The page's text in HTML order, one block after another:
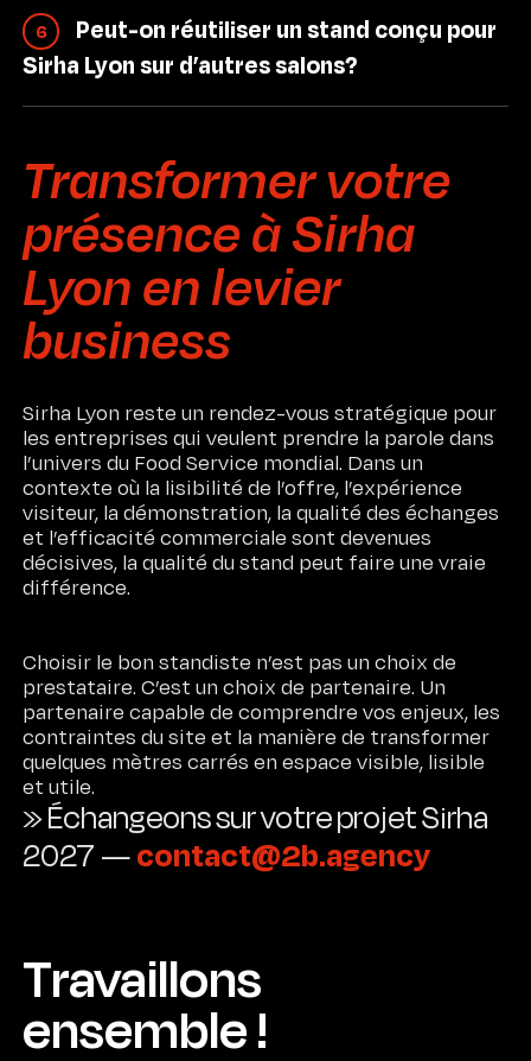
plus de122 619 contacts établis via
l’écosystème business du salon.
stratégique, la conception, le design d’espace, la
fabrication, le montage, le démontage, la
logistique, la coordination technique et le suivi
suspendues et documents obligatoires.
6
Peut-on réutiliser un stand conçu pour
Sirha Lyon sur d’autres salons?
ensuite être adapté à d’autres rendez-vous food,
hospitality, équipement, design ou retail, en jouant
sur la modularité, le réemploi et l’évolution des
habillages.
Transformer votre
présence à Sirha
Lyon en levier
business
Sirha Lyon reste un rendez-vous stratégique pour
les entreprises qui veulent prendre la parole dans
l’univers du Food Service mondial. Dans un
contexte où la lisibilité de l’offre, l’expérience
visiteur, la démonstration, la qualité des échanges
et l’efficacité commerciale sont devenues
décisives, la qualité du stand peut faire une vraie
différence.
Choisir le bon standiste n’est pas un choix de
prestataire. C’est un choix de partenaire. Un
partenaire capable de comprendre vos enjeux, les
contraintes du site et la manière de transformer
quelques mètres carrés en espace visible, lisible
et utile.
» Échangeons sur votre projet Sirha
2027 —contact@2b.agency
Travaillons
ensemble !